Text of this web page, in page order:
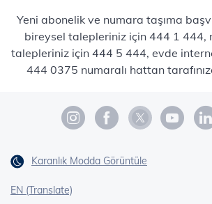
Yeni abonelik ve numara taşıma
bireysel talepleriniz için 444 1 444,
talepleriniz için 444 5 444, evde
444 0375 numaralı hattan
Karanlık Modda Görüntüle
EN (Translate)